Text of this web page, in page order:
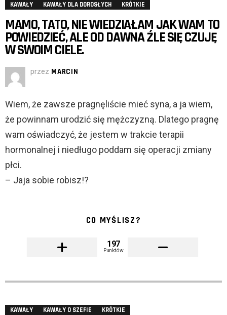
KAWAŁY KAWAŁY DLA DOROSŁYCH KRÓTKIE
MAMO, TATO, NIE WIEDZIAŁAM JAK WAM TO
POWIEDZIEĆ, ALE OD DAWNA ŹLE SIĘ CZUJĘ
W SWOIM CIELE.
przez MARCIN
Wiem, że zawsze pragnęliście mieć syna, a ja wiem,
że powinnam urodzić się mężczyzną. Dlatego pragnę
wam oświadczyć, że jestem w trakcie terapii
hormonalnej i niedługo poddam się operacji zmiany
płci.
– Jaja sobie robisz!?
CO MYŚLISZ?
197
Punktów
KAWAŁY KAWAŁY O SZEFIE KRÓTKIE